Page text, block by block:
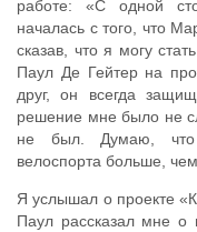
работе: «С одной
началась с того, что
сказав, что я могу
Паул Де Гейтер на
друг, он всегда
решение мне было не
не был. Думаю, что
велоспорта больше,
Я услышал о проекте
Паул рассказал мне